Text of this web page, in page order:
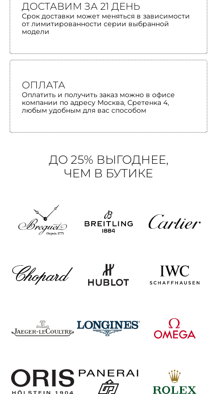
ДОСТАВИМ ЗА 21 ДЕНЬ
Срок доставки может меняться в зависимости
от лимитированности серии выбранной
модели
ОПЛАТА
Оплатить и получить заказ можно в офисе
компании по адресу Москва, Сретенка 4,
любым удобным для вас способом
ДО 25% ВЫГОДНЕЕ,
ЧЕМ В БУТИКЕ